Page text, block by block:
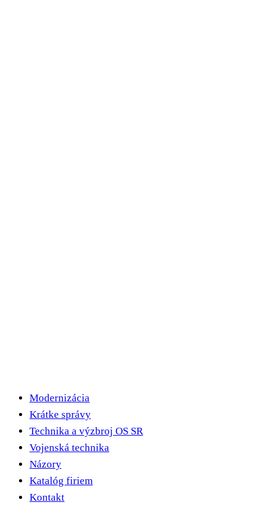
Modernizácia
Krátke správy
Technika a výzbroj OS SR
Vojenská technika
Názory
Katalóg firiem
Kontakt